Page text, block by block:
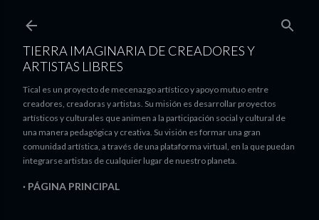
TIERRA IMAGINARIA DE CREADORES Y
ARTISTAS LIBRES
Tical es un proyecto de mecenazgo artístico y apoyo mutuo entre
creadores, creadoras y artistas. Su misión es desarrollar proyectos
artísticos y culturales que animen a la participación social y cultural de
una manera pedagógica y creativa. Su visión es formar una gran
comunidad artística, a través de una plataforma virtual, en la que puedan
integrarse artistas de cualquier lugar de nuestro planeta.
PÁGINA PRINCIPAL